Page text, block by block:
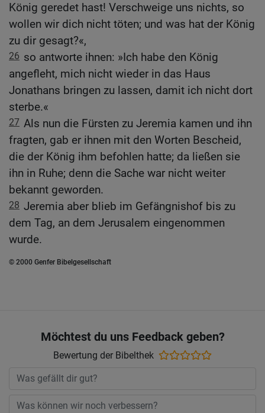
König geredet hast! Verschweige uns nichts, so
wollen wir dich nicht töten; und was hat der König
zu dir gesagt?«,
26 so antworte ihnen: »Ich habe den König
angefleht, mich nicht wieder in das Haus
Jonathans bringen zu lassen, damit ich nicht dort
sterbe.«
27 Als nun die Fürsten zu Jeremia kamen und ihn
fragten, gab er ihnen mit den Worten Bescheid,
die der König ihm befohlen hatte; da ließen sie
ihn in Ruhe; denn die Sache war nicht weiter
bekannt geworden.
28 Jeremia aber blieb im Gefängnishof bis zu
dem Tag, an dem Jerusalem eingenommen
wurde.
© 2000 Genfer Bibelgesellschaft
Möchtest du uns Feedback geben?
Bewertung der Bibelthek